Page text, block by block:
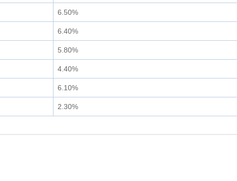
6.50%
6.40%
5.80%
4.40%
6.10%
2.30%